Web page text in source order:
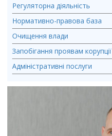
Регуляторна діяльність
Нормативно-правова база
Очищення влади
Запобігання проявам корупції
Адміністративні послуги